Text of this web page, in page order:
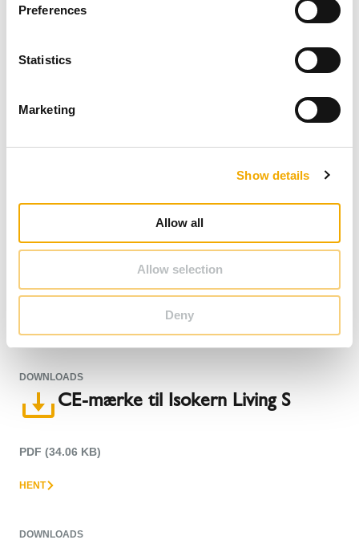
Preferences
Statistics
Marketing
Show details
Allow all
Allow selection
Deny
HENT
DOWNLOADS
CE-mærke til Isokern Living M
PDF (34.19 KB)
DOWNLOADS
CE-mærke til Isokern Living S
PDF (34.06 KB)
HENT
DOWNLOADS